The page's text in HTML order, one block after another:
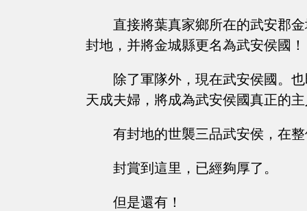
直接將葉真家鄉所在的武安郡
封地，并將金城縣更名為武安侯國！
除了軍隊外，現在武安侯國。
天成夫婦，將成為武安侯國真正的
有封地的世襲三品武安侯，在
封賞到這里，已經夠厚了。
但是還有！